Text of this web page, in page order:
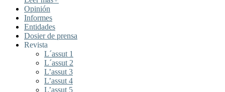
Opinión
Informes
Entidades
Dosier de prensa
Revista
L´assut 1
L´assut 2
L’assut 3
L’assut 4
L’assut 5